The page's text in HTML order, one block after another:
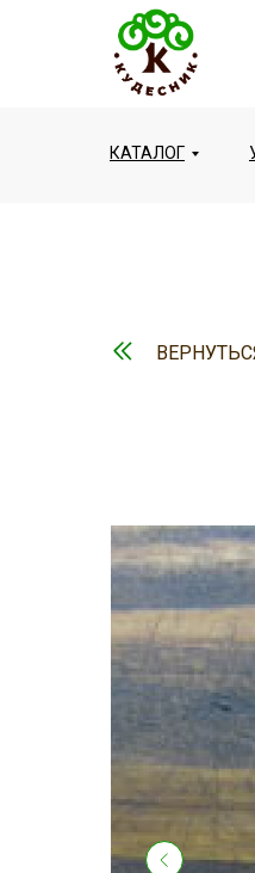
КАТАЛОГ